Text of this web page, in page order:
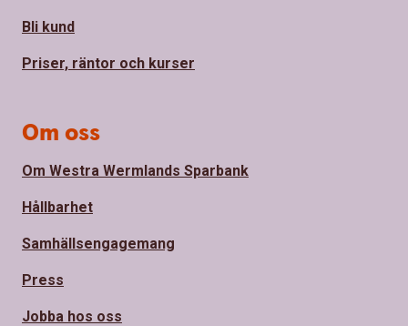
Bli kund
Priser, räntor och kurser
Om oss
Om Westra Wermlands Sparbank
Hållbarhet
Samhällsengagemang
Press
Jobba hos oss